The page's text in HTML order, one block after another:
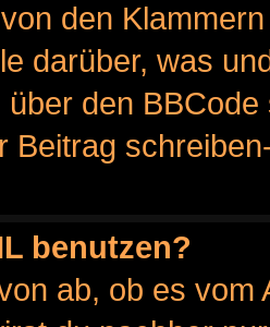
den
darüber, was
über den
Beitrag
benutzen?
ab, ob es